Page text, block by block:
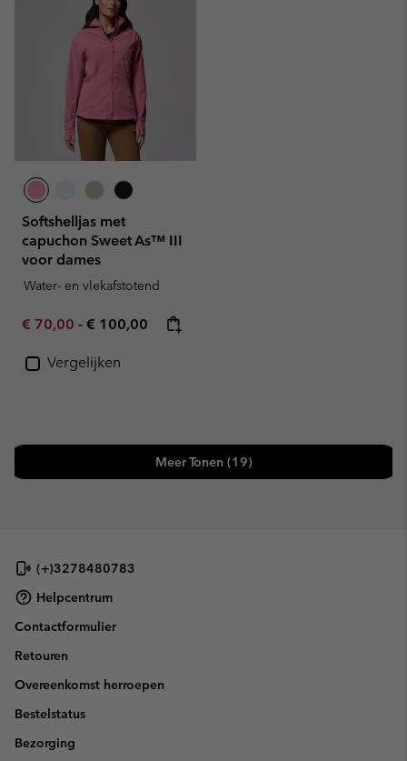
Softshelljas met
capuchon Sweet As™ III
voor dames
Water- en vlekafstotend
Minimum sale price:
€ 70,00 - Maximum price:
€ 100,00
Vergelijken
Meer Tonen (19)
(+)3278480783
Helpcentrum
Contactformulier
Retouren
Overeenkomst herroepen
Bestelstatus
Bezorging